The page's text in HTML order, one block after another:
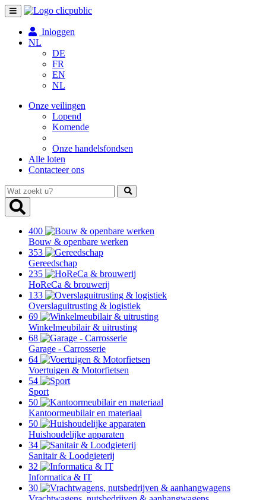
Toggle
navigation
Inloggen
NL
DE
FR
EN
NL
Onze veilingen
Lopend
Komende
Onze handelsfondsen
Alle loten
Contacteer ons
Wat
zoekt
u?
400
Bouw & openbare werken
353
Gereedschap
235
HoReCa & brouwerij
133
Overslaguitrusting & logistiek
69
Winkelmeubilair & uitrusting
68
Garage - Carrosserie
64
Voertuigen & Motorfietsen
54
Sport
50
Kantoormeubilair en materiaal
50
Huishoudelijke apparaten
34
Sanitair & Loodgieterij
32
Informatica & IT
30